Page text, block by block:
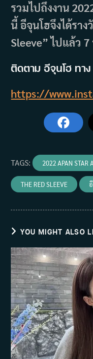
รวมไปถึงงาน
นี้ อีจุนโฮจึงได้ราง
Sleeve” ไปแล้ว 7
ติดตาม อีจุนโฮ ทาง
https://
TAGS: 2022 APAN STAR
THE RED SLEEVE
YOU MIGHT ALSO